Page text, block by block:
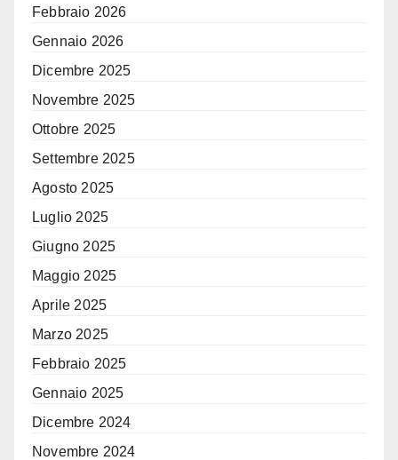
Febbraio 2026
Gennaio 2026
Dicembre 2025
Novembre 2025
Ottobre 2025
Settembre 2025
Agosto 2025
Luglio 2025
Giugno 2025
Maggio 2025
Aprile 2025
Marzo 2025
Febbraio 2025
Gennaio 2025
Dicembre 2024
Novembre 2024